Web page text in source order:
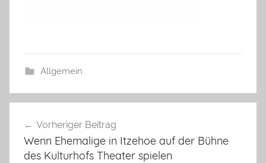
Allgemein
Navigation
Vorheriger Beitrag
Wenn Ehemalige in Itzehoe auf der Bühne
des Kulturhofs Theater spielen